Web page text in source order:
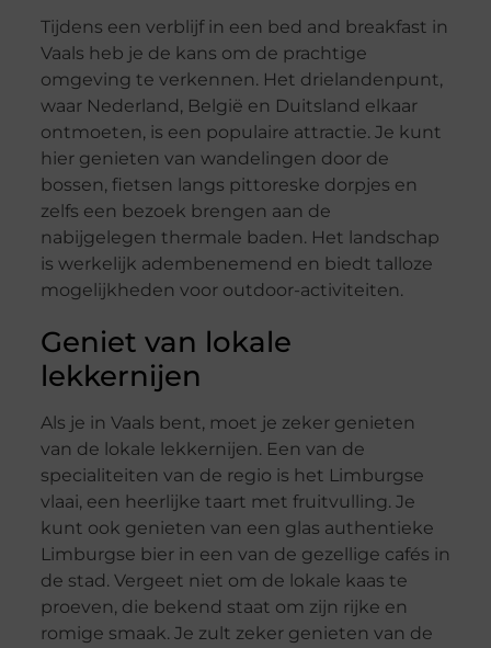
Tijdens een verblijf in een bed and breakfast in
Vaals heb je de kans om de prachtige
omgeving te verkennen. Het drielandenpunt,
waar Nederland, België en Duitsland elkaar
ontmoeten, is een populaire attractie. Je kunt
hier genieten van wandelingen door de
bossen, fietsen langs pittoreske dorpjes en
zelfs een bezoek brengen aan de
nabijgelegen thermale baden. Het landschap
is werkelijk adembenemend en biedt talloze
mogelijkheden voor outdoor-activiteiten.
Geniet van lokale
lekkernijen
Als je in Vaals bent, moet je zeker genieten
van de lokale lekkernijen. Een van de
specialiteiten van de regio is het Limburgse
vlaai, een heerlijke taart met fruitvulling. Je
kunt ook genieten van een glas authentieke
Limburgse bier in een van de gezellige cafés in
de stad. Vergeet niet om de lokale kaas te
proeven, die bekend staat om zijn rijke en
romige smaak. Je zult zeker genieten van de